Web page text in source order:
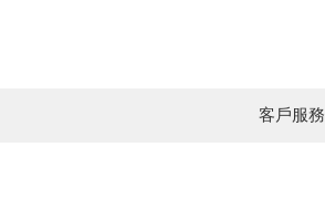
客戶服務